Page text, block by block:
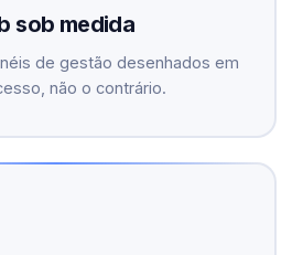
sob medida
de gestão desenhados em
não o contrário.